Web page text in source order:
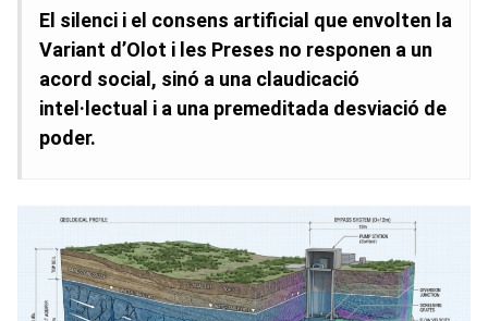
El silenci i el consens artificial que envolten la
Variant d’Olot i les Preses no responen a un
acord social, sinó a una claudicació
intel·lectual i a una premeditada desviació de
poder.